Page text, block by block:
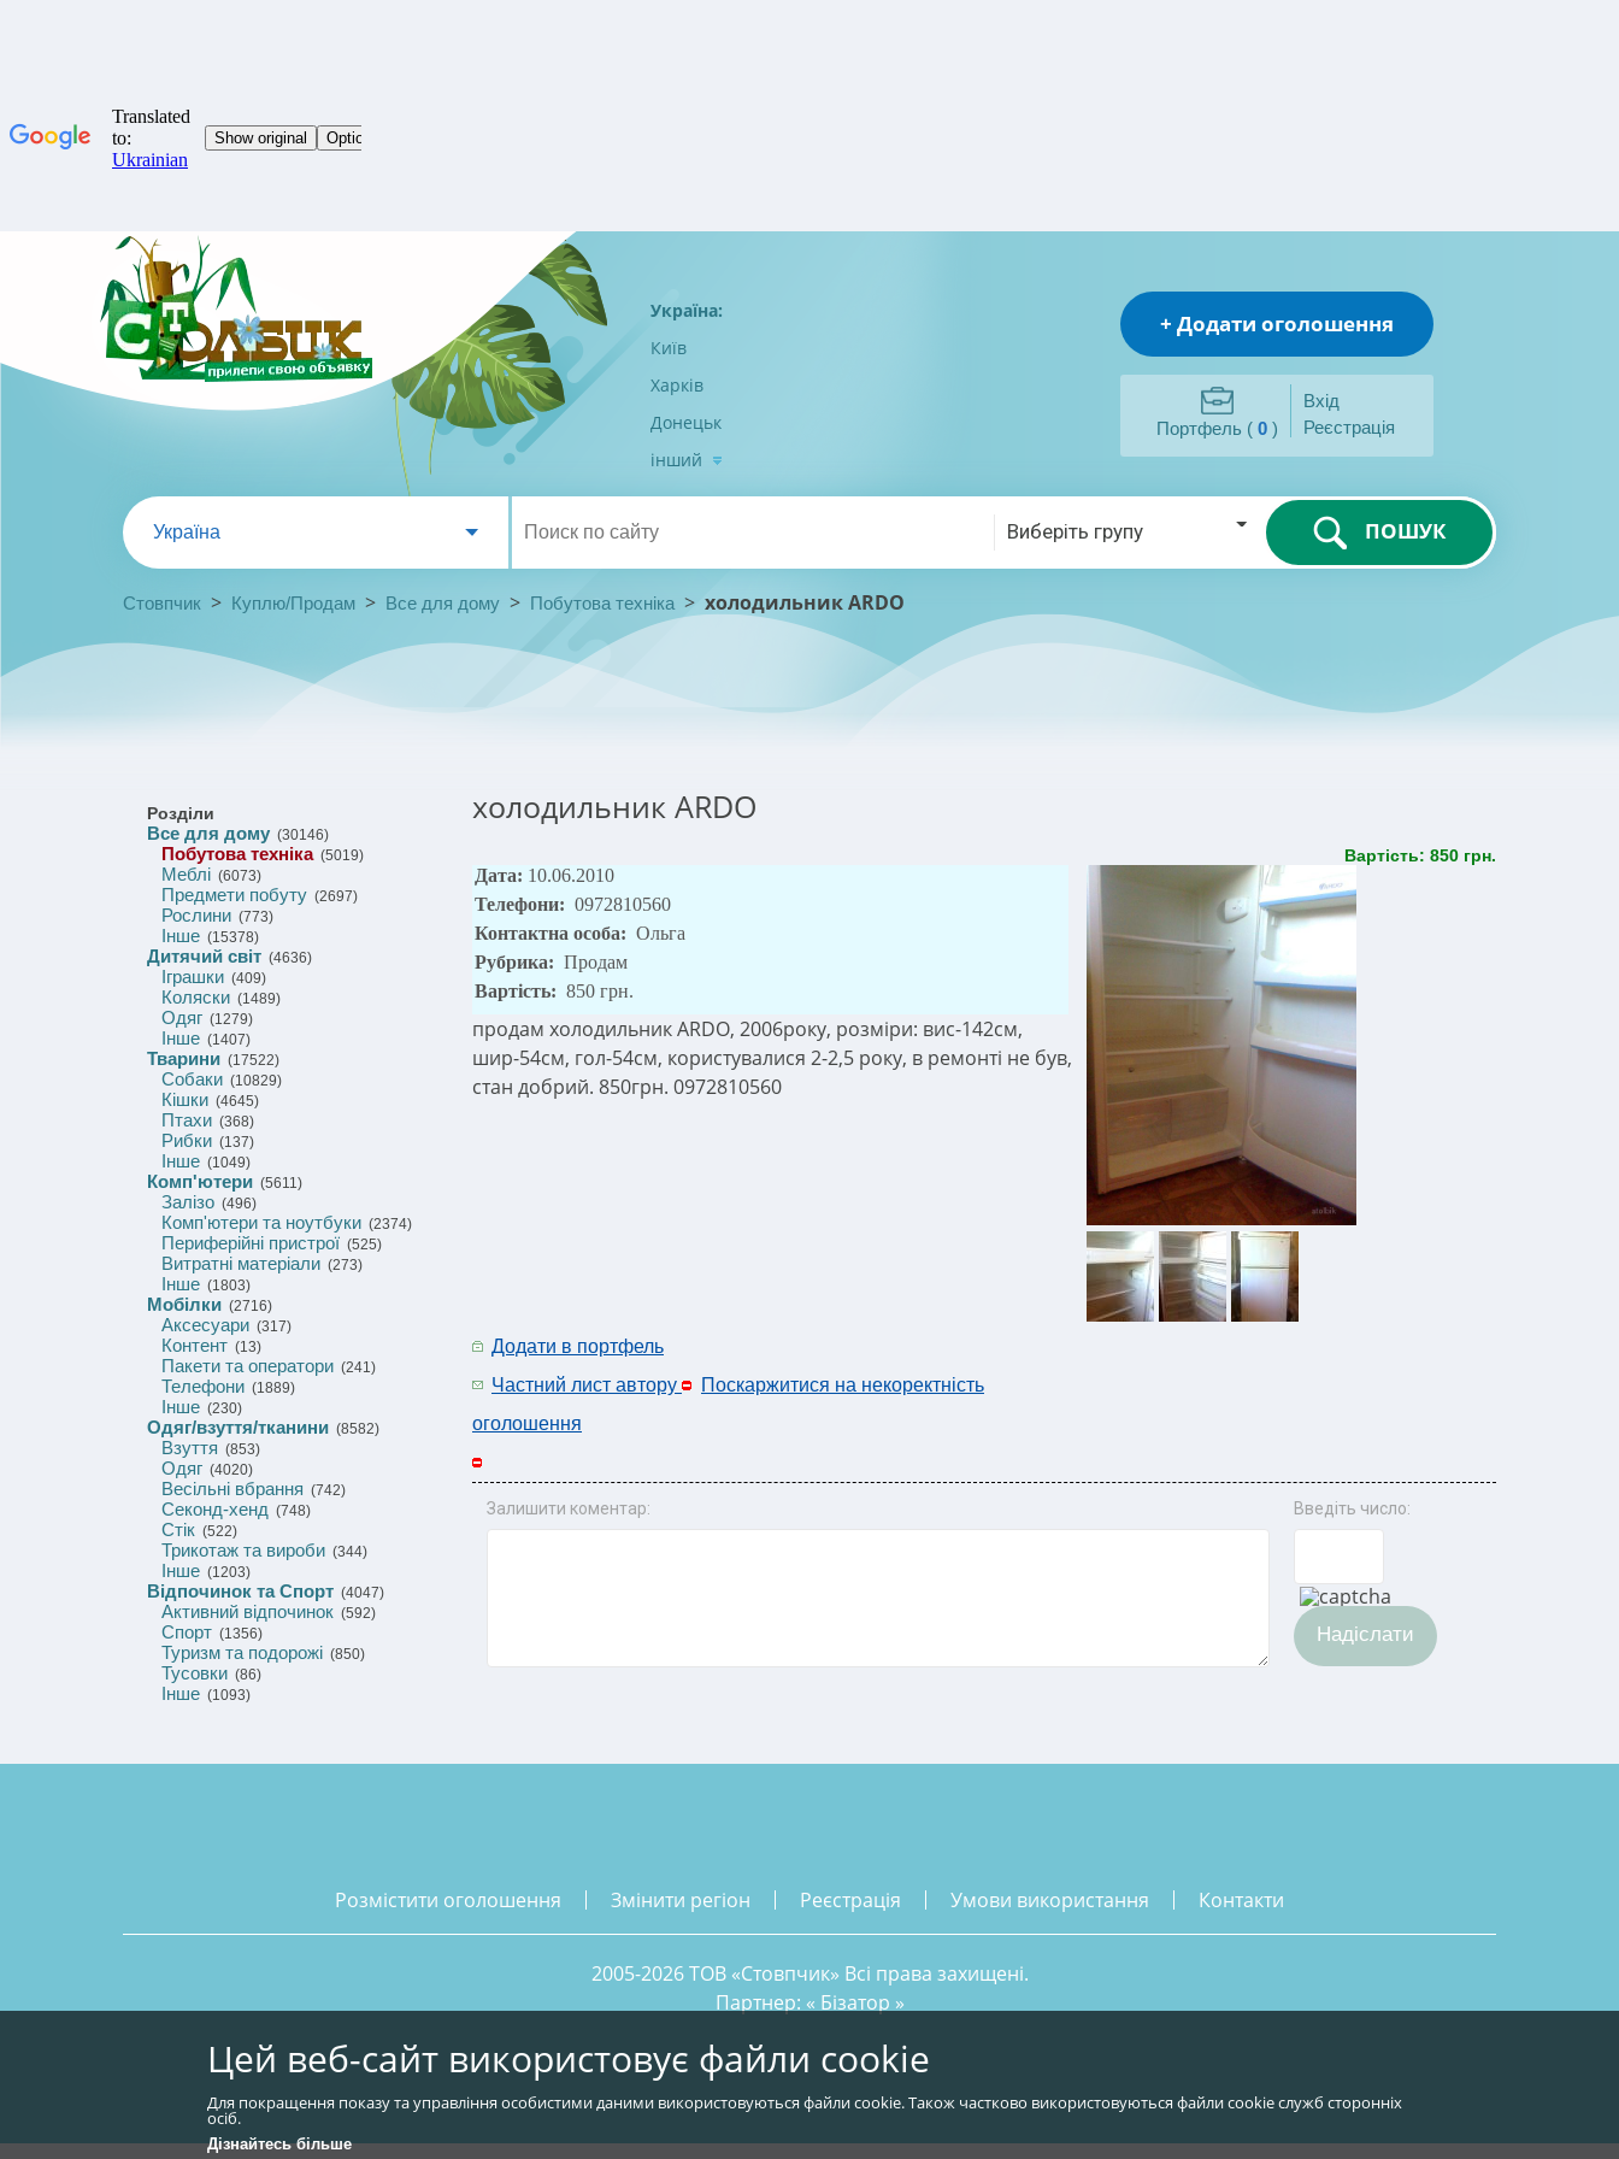
Україна:
Київ
Харків
Донецьк
інший
+ Додати оголошення
Портфель ( 0 )
Вхід
Реєстрація
Україна Виберіть групу ПОШУК
Стовпчик > Куплю/Продам > Все для дому > Побутова техніка> холодильник ARDO
Розділи
Все для дому (30146)
Побутова техніка(5019)
Меблі (6073)
Предмети побуту (2697)
Рослини (773)
Інше (15378)
Дитячий світ (4636)
Іграшки (409)
Коляски (1489)
Одяг (1279)
Інше (1407)
Тварини (17522)
Собаки (10829)
Кішки (4645)
Птахи (368)
Рибки (137)
Інше (1049)
Комп'ютери (5611)
Залізо (496)
Комп'ютери та ноутбуки (2374)
Периферійні пристрої (525)
Витратні матеріали (273)
Інше (1803)
Мобілки (2716)
Аксесуари (317)
Контент (13)
Пакети та оператори (241)
Телефони (1889)
Інше (230)
Одяг/взуття/тканини (8582)
Взуття (853)
Одяг (4020)
Весільні вбрання (742)
Секонд-хенд (748)
Стік (522)
Трикотаж та вироби (344)
Інше (1203)
Відпочинок та Спорт (4047)
Активний відпочинок (592)
Спорт (1356)
Туризм та подорожі (850)
Тусовки (86)
Інше (1093)
холодильник ARDO
Вартість: 850 грн.
Дата: 10.06.2010
Телефони: 0972810560
Контактна особа: Ольга
Рубрика: Продам
Вартість: 850 грн.
продам холодильник ARDO, 2006року, розміри: вис-142см,
шир-54см, гол-54см, користувалися 2-2,5 року, в ремонті не був,
стан добрий. 850грн. 0972810560
Додати в портфель
Частний лист автору
Поскаржитися на некоректність
оголошення
Залишити коментар: Введіть число:
Надіслати
розмістити оголошення змінити регіон реєстрація умови використання контакти
2005-2026 ТОВ «Стовпчик» Всі права захищені.
Партнер: « Бізатор »
Цей веб-сайт використовує файли cookie
Для покращення показу та управління особистими даними використовуються файли cookie. Також частково використовуються файли cookie служб сторонніх
осіб.
Дізнайтесь більше